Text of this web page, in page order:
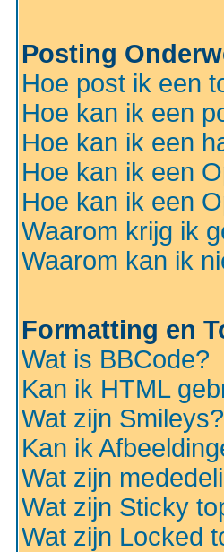
Posting
Hoe post ik een
Hoe kan ik een
Hoe kan ik een
Hoe kan ik een
Hoe kan ik een
Waarom krijg ik
Waarom kan ik
Formatting en
Wat is BBCode?
Kan ik HTML
Wat zijn Smileys?
Kan ik
Wat zijn
Wat zijn Sticky
Wat zijn Locked